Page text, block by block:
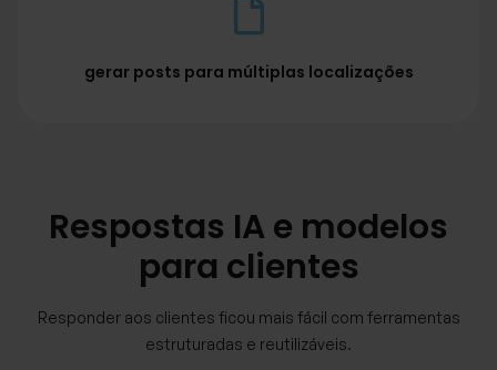
gerar posts para múltiplas localizações
Respostas IA e modelos
para clientes
Responder aos clientes ficou mais fácil com ferramentas
estruturadas e reutilizáveis.